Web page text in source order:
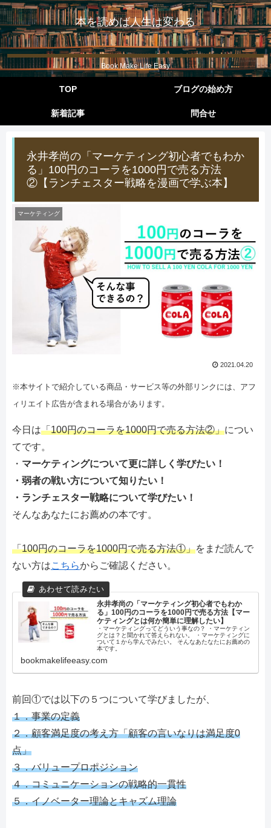
本を読めば人生は変わる
Book Make Life Easy
TOP ブログの始め方
新着記事 問合せ
永井孝尚の「マーケティング初心者でもわか
る」100円のコーラを1000円で売る方法
②【ランチェスター戦略を漫画で学ぶ本】
マーケティング
2021.04.20
※本サイトで紹介している商品・サービス等の外部リンクには、アフ
ィリエイト広告が含まれる場合があります。
今日は「100円のコーラを1000円で売る方法②」につい
てです。
・ マーケティングについて更に詳しく学びたい！
・弱者の戦い方について知りたい！
・ランチェスター戦略について学びたい！
そんなあなたにお薦めの本です。
「100円のコーラを1000円で売る方法①」をまだ読んで
ない方はこちらからご確認ください。
永井孝尚の「マーケティング初心者でもわか
る」100円のコーラを1000円で売る方法【マー
ケティングとは何か簡単に理解したい】
・マーケティングってどういう事なの？ ・マーケティン
グとは？と聞かれて答えられない。 ・マーケティングに
ついて１から学んでみたい。 そんなあたなたにお薦めの
本です。
bookmakelifeeasy.com
前回①では以下の５つについて学びましたが、
１．事業の定義
２．顧客満足度の考え方「顧客の言いなりは満足度0
点」
３．バリュープロポジション
４．コミュニケーションの戦略的一貫性
５．イノベーター理論とキャズム理論